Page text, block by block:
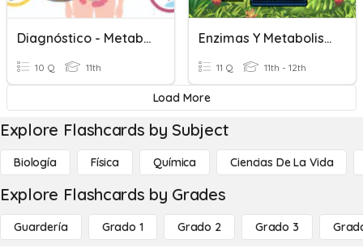
Diagnóstico - Metabolismo
10 Q 11th
Enzimas Y Metabolismo
11 Q 11th - 12th
Load More
Explore Flashcards by Subject
Biología Física Química Ciencias De La Vida
Explore Flashcards by Grades
Guardería Grado 1 Grado 2 Grado 3